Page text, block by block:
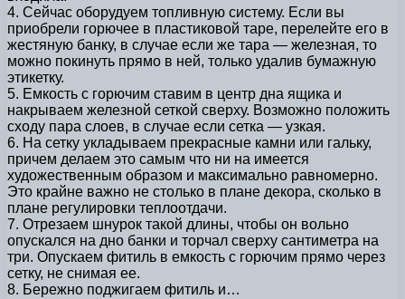
4. Сейчас оборудуем топливную систему. Если вы
приобрели горючее в пластиковой таре, перелейте его в
жестяную банку, в случае если же тара — железная, то
можно покинуть прямо в ней, только удалив бумажную
этикетку.
5. Емкость с горючим ставим в центр дна ящика и
накрываем железной сеткой сверху. Возможно положить
сходу пара слоев, в случае если сетка — узкая.
6. На сетку укладываем прекрасные камни или гальку,
причем делаем это самым что ни на имеется
художественным образом и максимально равномерно.
Это крайне важно не столько в плане декора, сколько в
плане регулировки теплоотдачи.
7. Отрезаем шнурок такой длины, чтобы он вольно
опускался на дно банки и торчал сверху сантиметра на
три. Опускаем фитиль в емкость с горючим прямо через
сетку, не снимая ее.
8. Бережно поджигаем фитиль и…